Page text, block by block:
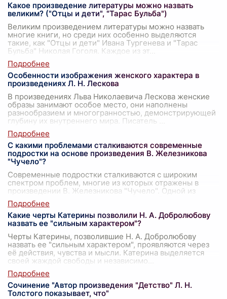
Какое произведение литературы можно назвать
великим? ("Отцы и дети", "Тарас Бульба")
Великим произведением литературы можно назвать
многие книги, но среди них особенно выделяются
такие, как "Отцы и дети" Ивана Тургенева и "Тарас
Бульба" Николая Гоголя. Каждое из эт
Особенности изображения женского характера в
произведениях Л. Н. Лескова
В произведениях Льва Николаевича Лескова женские
образы занимают особое место, они наполнены
разнообразием и многогранностью, демонстрирующей
глубину их внутреннего мира. Писатель
С какими проблемами сталкиваются современные
подростки на основе произведения В. Железникова
"Чучело"?
Современные подростки сталкиваются с широким
спектром проблем, многие из которых отражены в
произведении В. Железникова "Чучело". Одной из
центральных тем становится проблема булли
Какие черты Катерины позволили Н. А. Добролюбову
назвать ее "сильным характером"?
Черты Катерины, позволившие Н. А. Добролюбову
назвать ее "сильным характером", проявляются через
её действия, чувства и мысли. Катерина выделяется
своей жаждой свободы и независимо
Сочинение "Автор произведения "Детство" Л. Н.
Толстого показывает, что"